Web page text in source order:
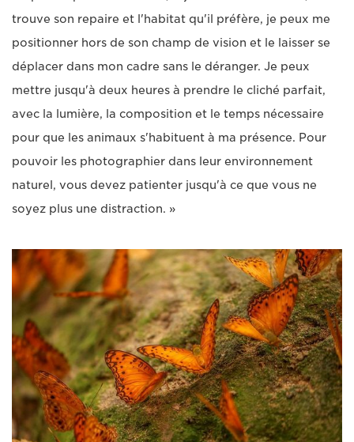
trouve son repaire et l'habitat qu'il préfère, je peux me
positionner hors de son champ de vision et le laisser se
déplacer dans mon cadre sans le déranger. Je peux
mettre jusqu'à deux heures à prendre le cliché parfait,
avec la lumière, la composition et le temps nécessaire
pour que les animaux s'habituent à ma présence. Pour
pouvoir les photographier dans leur environnement
naturel, vous devez patienter jusqu'à ce que vous ne
soyez plus une distraction. »